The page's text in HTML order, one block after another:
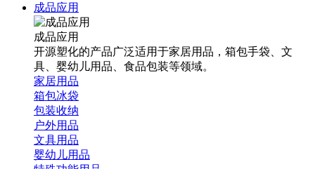
成品应用
成品应用
开源塑化的产品广泛适用于家居用品，箱包手袋、文
具、婴幼儿用品、食品包装等领域。
家居用品
箱包冰袋
包装收纳
户外用品
文具用品
婴幼儿用品